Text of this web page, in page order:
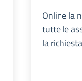
Online la
tutte le
la